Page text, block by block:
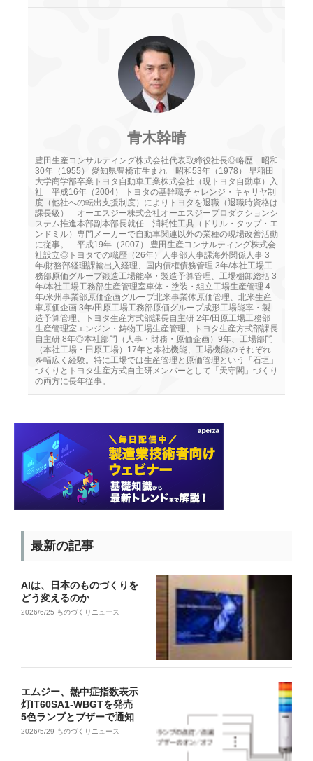
青木幹晴
豊田生産コンサルティング株式会社代表取締役社長◎略歴 昭和
30年（1955） 愛知県豊橋市生まれ 昭和53年（1978） 早稲田
大学商学部卒業トヨタ自動車工業株式会社（現トヨタ自動車）入
社 平成16年（2004） トヨタの基幹職チャレンジ・キャリヤ制
度（他社への転出支援制度）によりトヨタを退職（退職時資格は
課長級） オーエスジー株式会社オーエスジープロダクションシ
ステム推進本部副本部長就任 消耗性工具（ドリル・タップ・エ
ンドミル）専門メーカーで自動車関連以外の業種の現場改善活動
に従事。 平成19年（2007） 豊田生産コンサルティング株式会
社設立◎トヨタでの職歴（26年）人事部人事課海外関係人事 3
年/財務部経理課輸出入経理、国内債権債務管理 3年/本社工場工
務部原価グループ鍛造工場能率・製造予算管理、工場棚卸総括 3
年/本社工場工務部生産管理室車体・塗装・組立工場生産管理 4
年/米州事業部原価企画グループ北米事業体原価管理、北米生産
車原価企画 3年/田原工場工務部原価グループ成形工場能率・製
造予算管理、トヨタ生産方式部課長自主研 2年/田原工場工務部
生産管理室エンジン・鋳物工場生産管理、トヨタ生産方式部課長
自主研 8年◎本社部門（人事・財務・原価企画）9年、工場部門
（本社工場・田原工場）17年と本社機能、工場機能のそれぞれ
を幅広く経験。特に工場では生産管理と原価管理という「石垣」
づくりとトヨタ生産方式自主研メンバーとして「天守閣」づくり
の両方に長年従事。
最新の記事
AIは、日本のものづくりを
どう変えるのか
2026/6/25 ものづくりニュース
エムジー、熱中症指数表示
灯IT60SA1-WBGTを発売
5色ランプとブザーで通知
2026/5/29 ものづくりニュース